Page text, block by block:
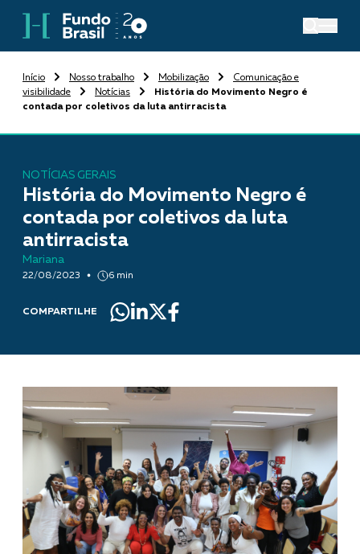
Início Nosso trabalho Mobilização
Comunicação e
visibilidade
Notícias
História do Movimento Negro é
contada por coletivos da luta antirracista
NOTÍCIAS GERAIS
História do Movimento Negro é
contada por coletivos da luta
antirracista
Mariana
22/08/2023 6 min
COMPARTILHE